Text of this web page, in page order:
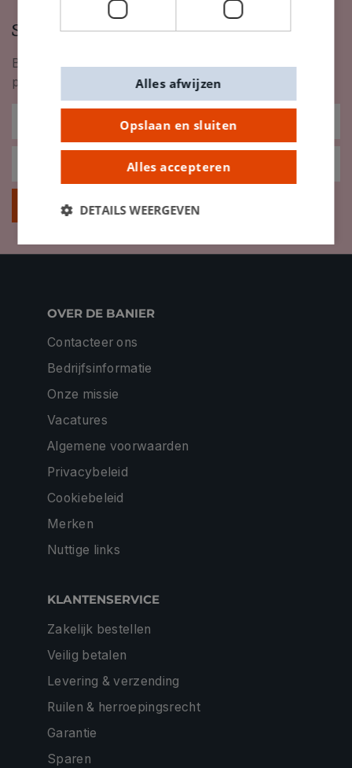
Schrijf je in op onze nieuwsbrief
Blijf op de hoogte van nieuwigheden, inspiratie,
promoties en meer!
Inschrijven
OVER DE BANIER
Contacteer ons
Bedrijfsinformatie
Onze missie
Vacatures
Algemene voorwaarden
Privacybeleid
Cookiebeleid
Merken
Nuttige links
KLANTENSERVICE
Zakelijk bestellen
Veilig betalen
Levering & verzending
Ruilen & herroepingsrecht
Garantie
Sparen
Opslaan en sluiten
Alles accepteren
Alles afwijzen
DETAILS WEERGEVEN